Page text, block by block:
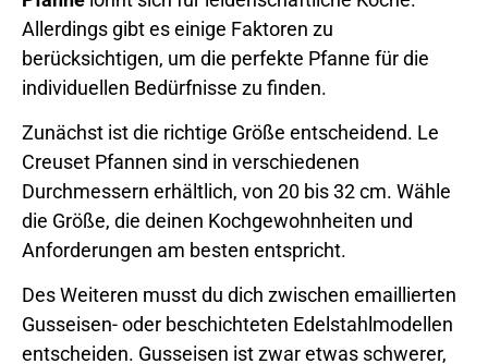
Allerdings gibt es einige Faktoren zu
berücksichtigen, um die perfekte Pfanne für die
individuellen Bedürfnisse zu finden.
Zunächst ist die richtige Größe entscheidend. Le
Creuset Pfannen sind in verschiedenen
Durchmessern erhältlich, von 20 bis 32 cm. Wähle
die Größe, die deinen Kochgewohnheiten und
Anforderungen am besten entspricht.
Des Weiteren musst du dich zwischen emaillierten
Gusseisen- oder beschichteten Edelstahlmodellen
entscheiden. Gusseisen ist zwar etwas schwerer,